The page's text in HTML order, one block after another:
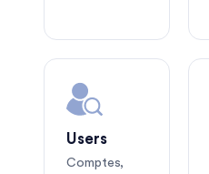
Users
Comptes,